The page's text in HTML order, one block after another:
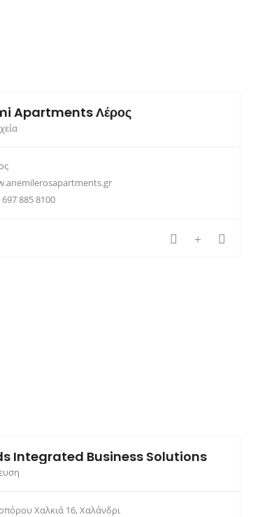
Apartments Λέρος
697 885 8100
Integrated Business Solutions
Χαλκιά 16, Χαλάνδρι